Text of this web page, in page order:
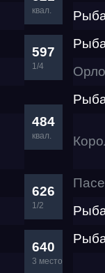
квал.
597
1/4
484
квал.
626
1/2
640
3 место